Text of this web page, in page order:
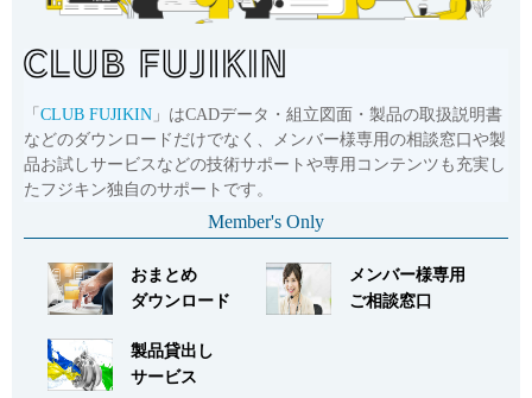
「 CLUB FUJIKIN 」はCADデータ・組立図面・製品の取扱説明書
などのダウンロードだけでなく、メンバー様専用の相談窓口や製
品お試しサービスなどの技術サポートや専用コンテンツも充実し
たフジキン独自のサポートです。
Member's Only
おまとめ
ダウンロード
メンバー様専用
ご相談窓口
製品貸出し
サービス